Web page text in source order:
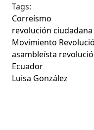
Tags:
Correísmo
revolución ciudadana
Movimiento
asambleísta
Ecuador
Luisa González